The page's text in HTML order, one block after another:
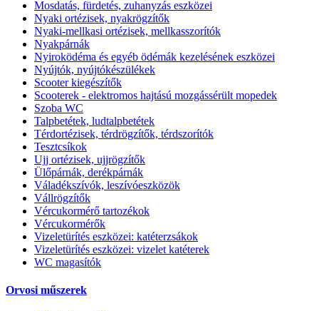
Mosdatás, fürdetés, zuhanyzás eszközei
Nyaki ortézisek, nyakrögzítők
Nyaki-mellkasi ortézisek, mellkasszorítók
Nyakpárnák
Nyiroködéma és egyéb ödémák kezelésének eszközei
Nyújtók, nyújtókészülékek
Scooter kiegészítők
Scooterek - elektromos hajtású mozgássérült mopedek
Szoba WC
Talpbetétek, ludtalpbetétek
Térdortézisek, térdrögzítők, térdszorítók
Tesztcsíkok
Ujj ortézisek, ujjrögzítők
Ülőpárnák, derékpárnák
Váladékszívók, leszívóeszközök
Vállrögzítők
Vércukormérő tartozékok
Vércukormérők
Vizeletürítés eszközei: katéterzsákok
Vizeletürítés eszközei: vizelet katéterek
WC magasítók
Orvosi műszerek